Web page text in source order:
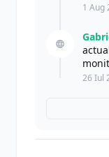
Produse
Calatorii
1 Aug
26 Iul